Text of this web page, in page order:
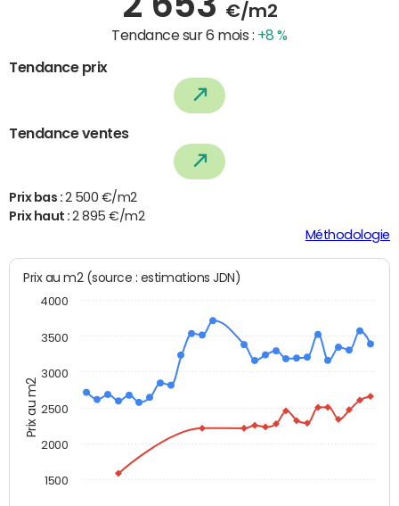
€/m2
Tendance sur 6 mois : +8 %
Tendance prix
Tendance ventes
Prix bas : 2 500 €/m2
Prix haut :2 895 €/m2
Méthodologie
Prix au m2
Prix au m2 (source : estimations JDN)
1500
2000
2500
3000
3500
4000